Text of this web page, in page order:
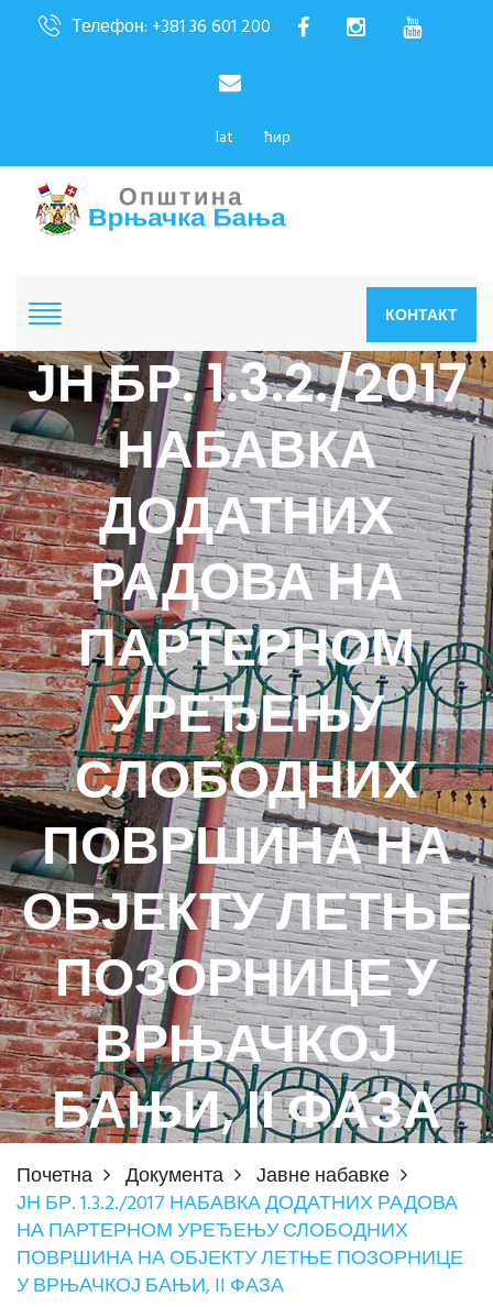
Телефон: +381 36 601 200
lat ћир
КОНТАКТ
ЈН БР. 1.3.2./2017
НАБАВКА
ДОДАТНИХ
РАДОВА НА
ПАРТЕРНОМ
УРЕЂЕЊУ
СЛОБОДНИХ
ПОВРШИНА НА
ОБЈЕКТУ ЛЕТЊЕ
ПОЗОРНИЦЕ У
ВРЊАЧКОЈ
БАЊИ, II ФАЗА
Почетна Документа
Јавне набавке
ЈН БР. 1.3.2./2017 НАБАВКА ДОДАТНИХ РАДОВА
НА ПАРТЕРНОМ УРЕЂЕЊУ СЛОБОДНИХ
ПОВРШИНА НА ОБЈЕКТУ ЛЕТЊЕ ПОЗОРНИЦЕ
У ВРЊАЧКОЈ БАЊИ, II ФАЗА